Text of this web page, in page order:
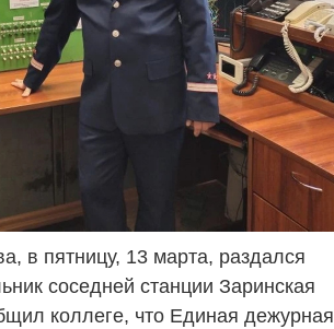
в пятницу, 13 марта, раздался
соседней станции Заринская
коллеге, что Единая дежурная